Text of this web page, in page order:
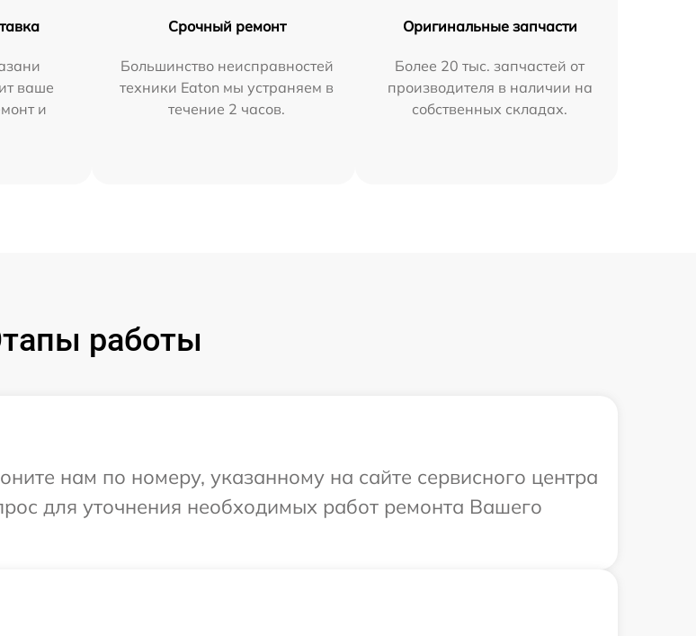
ваше
и
Срочный ремонт
Большинство неисправностей
техники Eaton мы устраняем в
течение 2 часов.
Оригинальные запчасти
Более 20 тыс. запчастей от
производителя в наличии на
собственных складах.
работы
нам по номеру, указанному на сайте сервисного центра
для уточнения необходимых работ ремонта Вашего